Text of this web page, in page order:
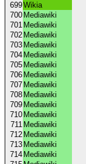
699Wikia
700 Mediawiki
701 Mediawiki
702 Mediawiki
703 Mediawiki
704 Mediawiki
705 Mediawiki
706 Mediawiki
707 Mediawiki
708 Mediawiki
709 Mediawiki
710 Mediawiki
711 Mediawiki
712 Mediawiki
713 Mediawiki
714 Mediawiki